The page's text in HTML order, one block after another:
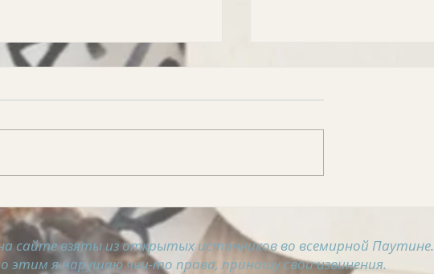
августа
сайте взяты из открытых источников во всемирной Паутине.
этим я нарушаю чьи-то права, приношу свои извинения.